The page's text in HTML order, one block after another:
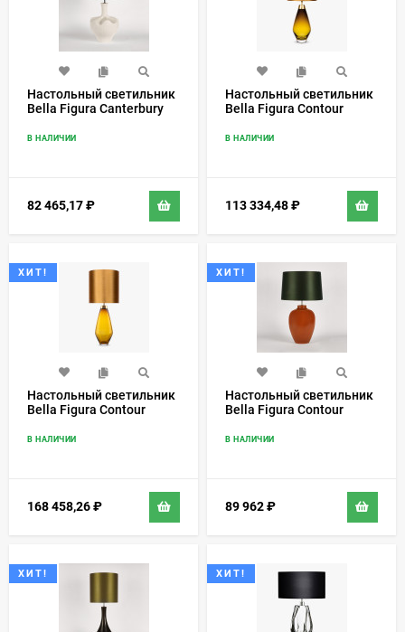
Настольный светильник
Bella Figura Canterbury
В НАЛИЧИИ
82 465,17₽
Настольный светильник
Bella Figura Contour
В НАЛИЧИИ
113 334,48₽
ХИТ!
Настольный светильник
Bella Figura Contour
В НАЛИЧИИ
168 458,26₽
ХИТ!
Настольный светильник
Bella Figura Contour
В НАЛИЧИИ
89 962₽
ХИТ! ХИТ!